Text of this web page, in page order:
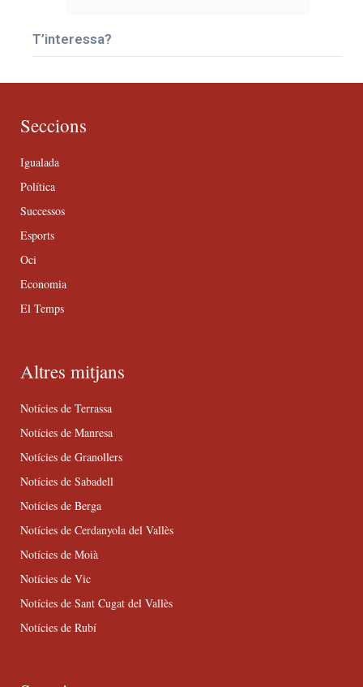
T’interessa?
Seccions
Igualada
Política
Successos
Esports
Oci
Economia
El Temps
Altres mitjans
Notícies de Terrassa
Notícies de Manresa
Notícies de Granollers
Notícies de Sabadell
Notícies de Berga
Notícies de Cerdanyola del Vallès
Notícies de Moià
Notícies de Vic
Notícies de Sant Cugat del Vallès
Notícies de Rubí